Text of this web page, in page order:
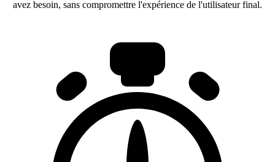
avez besoin, sans compromettre l'expérience de l'utilisateur final.